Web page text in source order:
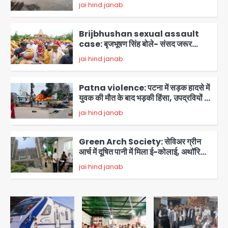
2 jai hind janab
3
Brijbhushan sexual assault
case: बृजभूषण सिंह बोले- संसद जरूर
लौटूंगा, हुई चरित्र हत्या की कोशिश, प्रियंका
गांधी को बरगलाया गया, यौन शोषण नहीं ‘गुड-
बैड टच’ का था मामला
jai hind janab
4
Patna violence: पटना में सड़क हादसे में
युवक की मौत के बाद भड़की हिंसा, उपद्रवियों ने
फूंकीं 10 गाड़ियां, ट्रैफिक पोस्ट और स्लीपर
बस भी जलाई, NH-30 जाम
jai hind janab
5
Green Arch Society: सेविअर ग्रीन
आर्च में दूषित पानी में मिला ई-कोलाई, अथॉरिटी
ने शुरू की सैंपलिंग जांच
jai hind janab
Noida waterlogging: नोएडा में
‘हाईटेक सिटी’ के दावों की खुली पोल,
सेक्टर-95 अंडरपास में 3-4 फीट भरा पानी,
Avinash Kumar